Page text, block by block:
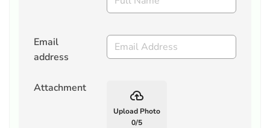
Email
address
Attachment backup
Upload Photo
0/5